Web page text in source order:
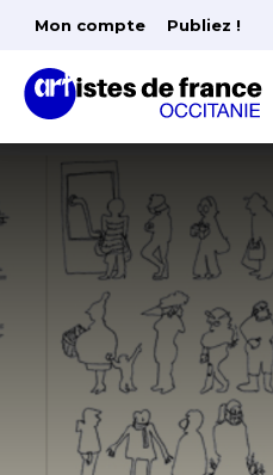
Mon compte Publiez !